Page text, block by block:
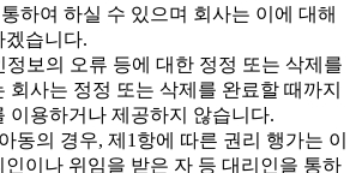
하여 하실 수 있으며 회사는 이에 대해
겠습니다.
정보의 오류 등에 대한 정정 또는 삭제를
회사는 정정 또는 삭제를 완료할 때까지
이용하거나 제공하지 않습니다.
동의 경우, 제1항에 따른 권리 행가는 이
이나 위임을 받은 자 등 대리인을 통하